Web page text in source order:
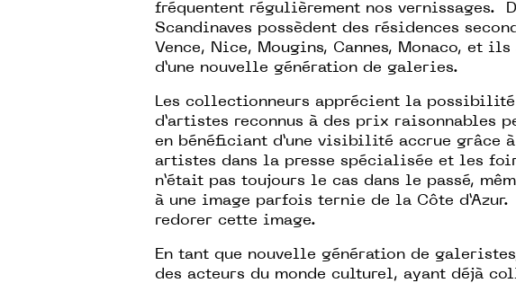
fréquentent régulièrement nos vernissages.
Scandinaves possèdent des résidences
Vence, Nice, Mougins, Cannes, Monaco, et
d’une nouvelle génération de galeries.
Les collectionneurs apprécient la possibilité
d’artistes reconnus à des prix raisonnables
en bénéficiant d’une visibilité accrue grâce
artistes dans la presse spécialisée et les
n’était pas toujours le cas dans le passé,
à une image parfois ternie de la Côte
redorer cette image.
En tant que nouvelle génération de
des acteurs du monde culturel, ayant déjà